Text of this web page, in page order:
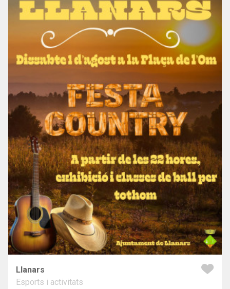
Llanars
Esports i activitats